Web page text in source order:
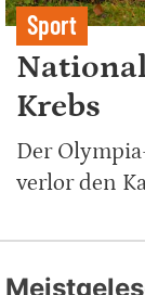
Sport
Krebs
Der
verlor den